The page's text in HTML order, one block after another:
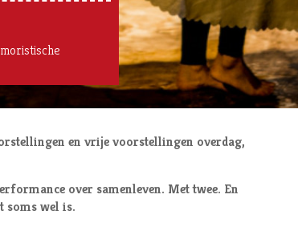
en vrije voorstellingen overdag,
over samenleven. Met twee. En
soms wel is.